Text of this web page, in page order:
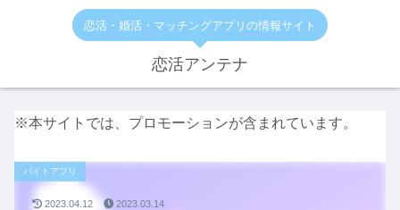
恋活・婚活・マッチングアプリの情報サイト
恋活アンテナ
※本サイトでは、プロモーションが含まれています。
バイトアプリ
2023.04.12 2023.03.14